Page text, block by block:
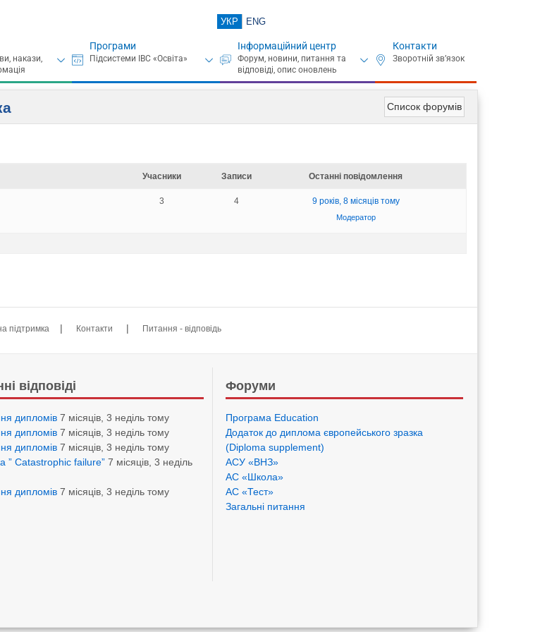
УКР ENG
Програми Інформаційний центр Контакти
Список форумів
Учасники Записи Останні повідомлення
3 4 9 років, 8 місяців тому
Модератор
підтримка | Контакти | Питання - відповідь
відповіді
дипломів 7 місяців, 3 неділь тому
дипломів 7 місяців, 3 неділь тому
дипломів 7 місяців, 3 неділь тому
” Catastrophic failure” 7 місяців, 3 неділь
дипломів 7 місяців, 3 неділь тому
Форуми
Програма Eduсation
Додаток до диплома європейського зразка
(Diploma supplement)
АСУ «ВНЗ»
АС «Школа»
АС «Тест»
Загальні питання